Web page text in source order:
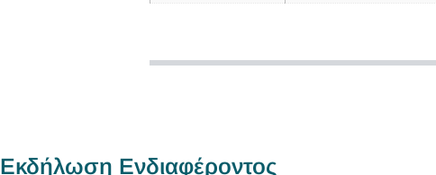
Εκδήλωση Ενδιαφέροντος